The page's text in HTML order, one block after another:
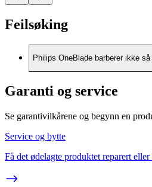
Feilsøking
Philips OneBlade barberer ikke
Garanti og service
Se garantivilkårene og begynn en
Service og bytte
Få det ødelagte produktet reparert